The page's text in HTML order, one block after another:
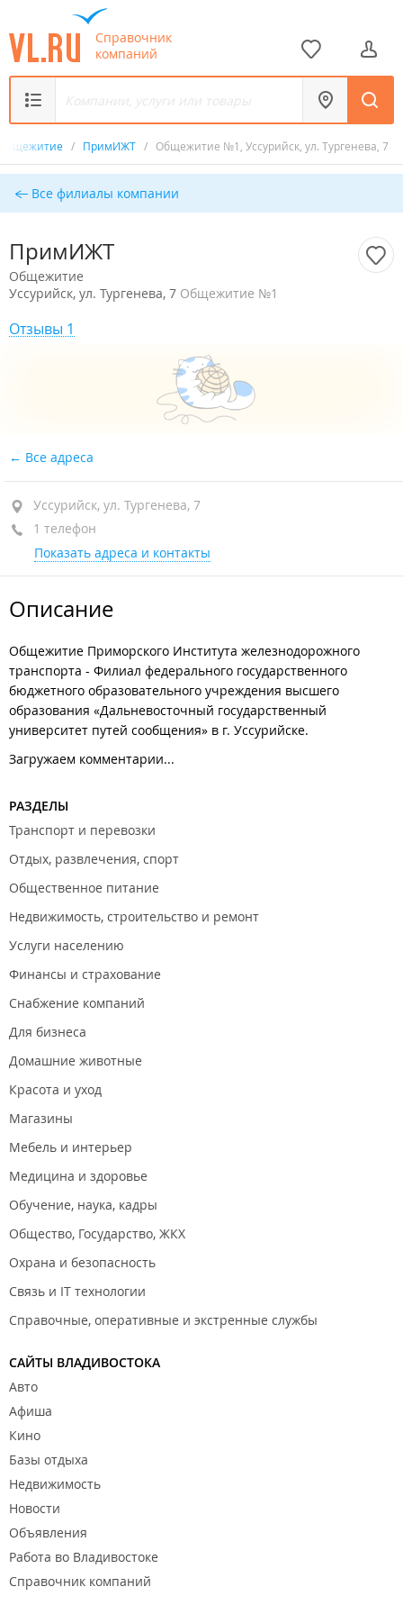
Справочник
компаний
/ ПримИЖТ / Общежитие №1, Уссурийск, ул. Тургенева, 7
Все филиалы компании
ПримИЖТ
Общежитие
Уссурийск, ул. Тургенева, 7 Общежитие №1
Отзывы 1
Все адреса
Уссурийск, ул. Тургенева, 7
1 телефон
Показать адреса и контакты
Описание
Общежитие Приморского Института железнодорожного
транспорта - Филиал федерального государственного
бюджетного образовательного учреждения высшего
образования «Дальневосточный государственный
университет путей сообщения» в г. Уссурийске.
Загружаем комментарии...
РАЗДЕЛЫ
Транспорт и перевозки
Отдых, развлечения, спорт
Общественное питание
Недвижимость, строительство и ремонт
Услуги населению
Финансы и страхование
Снабжение компаний
Для бизнеса
Домашние животные
Красота и уход
Магазины
Мебель и интерьер
Медицина и здоровье
Обучение, наука, кадры
Общество, Государство, ЖКХ
Охрана и безопасность
Связь и IT технологии
Справочные, оперативные и экстренные службы
САЙТЫ ВЛАДИВОСТОКА
Авто
Афиша
Кино
Базы отдыха
Недвижимость
Новости
Объявления
Работа во Владивостоке
Справочник компаний